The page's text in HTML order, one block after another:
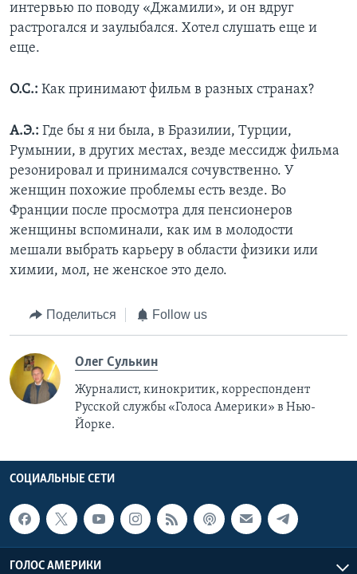
интервью по поводу «Джамили», и он вдруг
растрогался и заулыбался. Хотел слушать еще и
еще.
О.С.: Как принимают фильм в разных странах?
А.Э.: Где бы я ни была, в Бразилии, Турции,
Румынии, в других местах, везде мессидж фильма
резонировал и принимался сочувственно. У
женщин похожие проблемы есть везде. Во
Франции после просмотра для пенсионеров
женщины вспоминали, как им в молодости
мешали выбрать карьеру в области физики или
химии, мол, не женское это дело.
Поделиться Follow us
Олег Сулькин
Журналист, кинокритик, корреспондент
Русской службы «Голоса Америки» в Нью-
Йорке.
СОЦИАЛЬНЫЕ СЕТИ
ГОЛОС АМЕРИКИ